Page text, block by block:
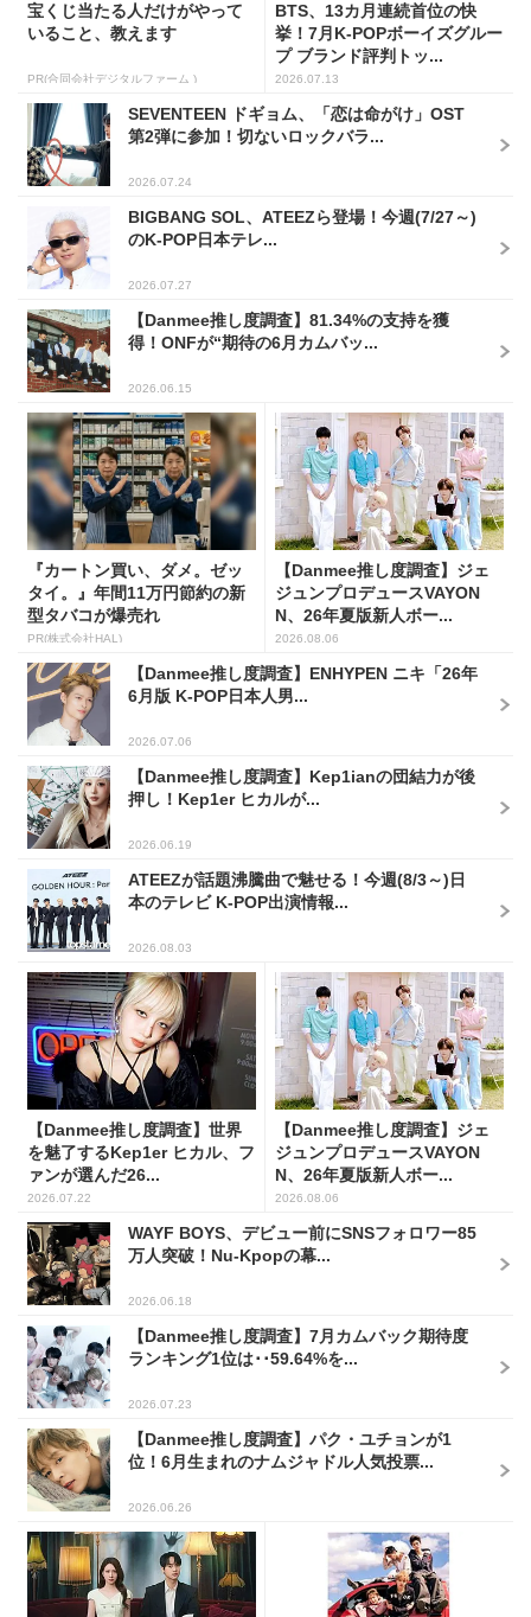
宝くじ当たる人だけがやって
いること、教えます
PR(合同会社デジタルファーム )
BTS、13カ月連続首位の快
挙！7月K-POPボーイズグルー
プ ブランド評判トッ...
2026.07.13
SEVENTEEN ドギョム、「恋は命がけ」OST
第2弾に参加！切ないロックバラ...
2026.07.24
BIGBANG SOL、ATEEZら登場！今週(7/27～)
のK-POP日本テレ...
2026.07.27
【Danmee推し度調査】81.34%の支持を獲
得！ONFが“期待の6月カムバッ...
2026.06.15
『カートン買い、ダメ。ゼッ
タイ。』年間11万円節約の新
型タバコが爆売れ
PR(株式会社HAL)
【Danmee推し度調査】ジェ
ジュンプロデュースVAYON
N、26年夏版新人ボー...
2026.08.06
【Danmee推し度調査】ENHYPEN ニキ「26年
6月版 K-POP日本人男...
2026.07.06
【Danmee推し度調査】Kep1ianの団結力が後
押し！Kep1er ヒカルが...
2026.06.19
ATEEZが話題沸騰曲で魅せる！今週(8/3～)日
本のテレビ K-POP出演情報...
2026.08.03
【Danmee推し度調査】世界
を魅了するKep1er ヒカル、フ
ァンが選んだ26...
2026.07.22
【Danmee推し度調査】ジェ
ジュンプロデュースVAYON
N、26年夏版新人ボー...
2026.08.06
WAYF BOYS、デビュー前にSNSフォロワー85
万人突破！Nu-Kpopの幕...
2026.06.18
【Danmee推し度調査】7月カムバック期待度
ランキング1位は･･59.64%を...
2026.07.23
【Danmee推し度調査】パク・ユチョンが1
位！6月生まれのナムジャドル人気投票...
2026.06.26